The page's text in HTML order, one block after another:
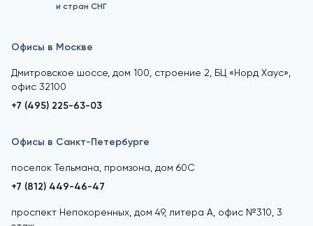
и стран СНГ
Офисы в Москве
Дмитровское шоссе, дом 100, строение 2, БЦ «Норд Хаус»,
офис 32100
+7 (495) 225-63-03
Офисы в Санкт-Петербурге
поселок Тельмана, промзона, дом 60С
+7 (812) 449-46-47
проспект Непокоренных, дом 49, литера А, офис №310, 3